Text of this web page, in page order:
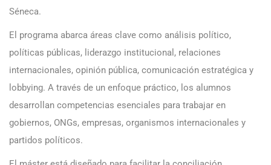
Séneca.
El programa abarca áreas clave como análisis político,
políticas públicas, liderazgo institucional, relaciones
internacionales, opinión pública, comunicación estratégica y
lobbying. A través de un enfoque práctico, los alumnos
desarrollan competencias esenciales para trabajar en
gobiernos, ONGs, empresas, organismos internacionales y
partidos políticos.